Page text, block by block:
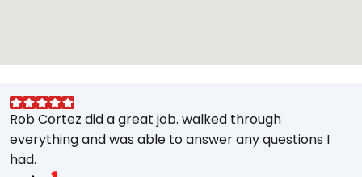
Rob Cortez did a great job. walked through
everything and was able to answer any questions I
had.